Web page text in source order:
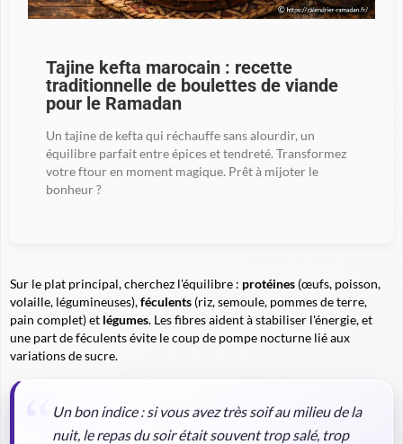
Tajine kefta marocain : recette
traditionnelle de boulettes de viande
pour le Ramadan
Un tajine de kefta qui réchauffe sans alourdir, un
équilibre parfait entre épices et tendreté. Transformez
votre ftour en moment magique. Prêt à mijoter le
bonheur ?
Sur le plat principal, cherchez l'équilibre : protéines (œufs, poisson,
volaille, légumineuses),féculents (riz, semoule, pommes de terre,
pain complet) et légumes. Les fibres aident à stabiliser l'énergie, et
une part de féculents évite le coup de pompe nocturne lié aux
variations de sucre.
Un bon indice : si vous avez très soif au milieu de la
nuit, le repas du soir était souvent trop salé, trop